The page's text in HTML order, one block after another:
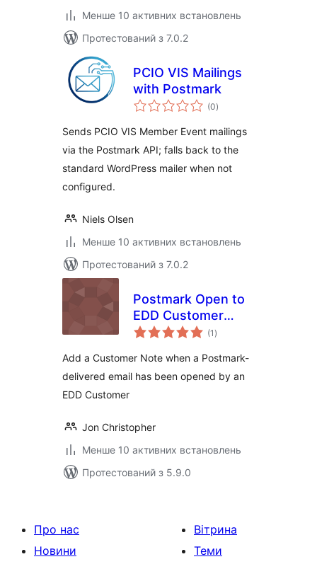
Менше 10 активних встановлень
Протестований з 7.0.2
PCIO VIS Mailings
with Postmark
(0загальний
рейтинг
)
Sends PCIO VIS Member Event mailings
via the Postmark API; falls back to the
standard WordPress mailer when not
configured.
Niels Olsen
Менше 10 активних встановлень
Протестований з 7.0.2
Postmark Open to
EDD Customer
Note
(1 загальний
рейтинг
)
Add a Customer Note when a Postmark-
delivered email has been opened by an
EDD Customer
Jon Christopher
Менше 10 активних встановлень
Протестований з 5.9.0
Про нас
Новини
Вітрина
Теми